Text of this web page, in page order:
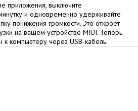
приложения, выключите
и одновременно удерживайте
понижения громкости. Это откроет
на вашем устройстве MIUI. Теперь
компьютеру через USB-кабель.